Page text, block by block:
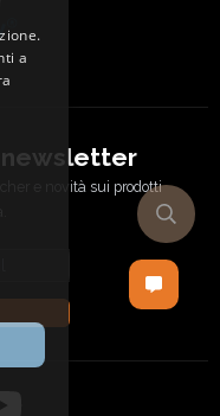
newsletter
e novità sui prodotti
a